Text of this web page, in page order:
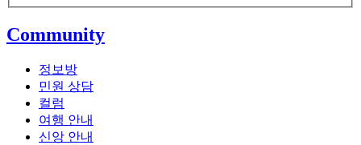
Community
정보방
민원 상담
컬럼
여행 안내
신앙 안내